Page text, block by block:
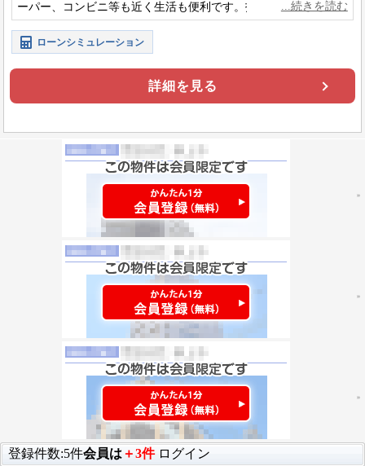
ーパー、コンビニ等も近く生活も便利です。投資用、将来の自
己使用としてもご検討いただけます。
ローンシミュレーション
詳細を見る
登録件数:5件会員は ＋3件 ログイン